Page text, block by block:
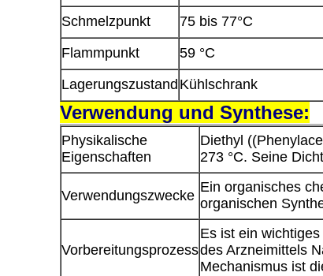
Schmelzpunkt
75 bis 77°C
Flammpunkt
59 °C
Lagerungszustand Kühlschrank
Verwendung und Synthese:
Physikalische
Eigenschaften
Diethyl
273 °C. Seine
Verwendungszwecke
Ein organisches
organischen
Vorbereitungsprozess
Es ist ein
des Arzneimittels
Mechanismus ist